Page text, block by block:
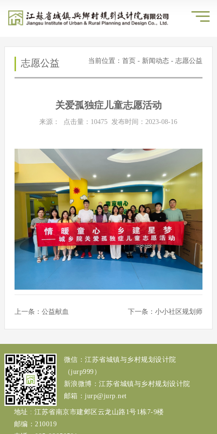
志愿公益 当前位置：首页 - 新闻动态 - 志愿公益
关爱孤独症儿童志愿活动
来源： 点击量： 10475 发布时间：2023-08-16
上一条： 公益献血 下一条：小小社区规划师
微信：江苏省城镇与乡村规划设计院
（jurp999）
新浪微博：江苏省城镇与乡村规划设计院
邮箱：jurp@jurp.net
地址 : 江苏省南京市建邺区云龙山路1号1栋7-9楼
邮编：210019